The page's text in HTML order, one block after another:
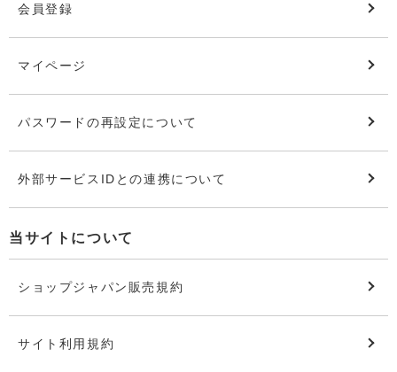
会員登録
マイページ
パスワードの再設定について
外部サービスIDとの連携について
当サイトについて
ショップジャパン販売規約
サイト利用規約